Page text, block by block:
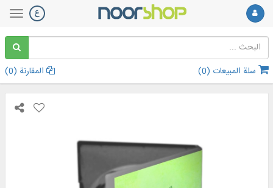
سلة المبيعات (0
) المقارنة (0
)